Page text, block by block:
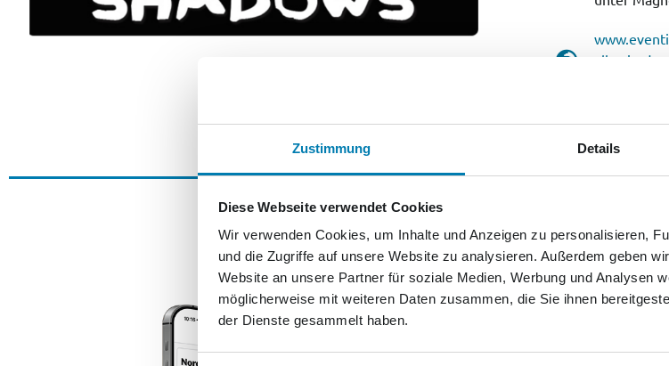
Zustimmung Details
Diese Webseite verwendet Cookies
Wir verwenden Cookies, um Inhalte und Anzeigen zu personalisieren,
und die Zugriffe auf unsere Website zu analysieren. Außerdem geben
Website an unsere Partner für soziale Medien, Werbung und Analysen
möglicherweise mit weiteren Daten zusammen, die Sie ihnen
der Dienste gesammelt haben.
alles-in-
Nordkurier